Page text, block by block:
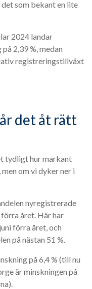
som bekant en lite
2024 landar
2,39 %, medan
registreringstillväxt
det åt rätt
tydligt hur markant
om vi dyker ner i
nyregistrerade
året. Här har
förra året, och
på nästan 51 %.
på 6,4 % (till nu
är minskningen på